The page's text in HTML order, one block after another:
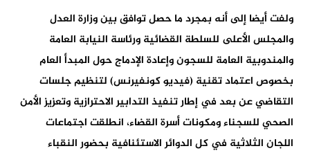
ولفت أيضا إلى أنه بمجرد ما حصل توافق بين وزارة العدل
والمجلس الأعلى للسلطة القضائية ورئاسة النيابة العامة
والمندوبية العامة للسجون وإعادة الإدماج حول المبدأ العام
بخصوص اعتماد تقنية (فيديو كونفيرنس) لتنظيم جلسات
التقاضي عن بعد في إطار تنفيذ التدابير الاحترازية وتعزيز الأمن
الصحي للسجناء ومكونات أسرة القضاء، انطلقت اجتماعات
اللجان الثلاثية في كل الدوائر الاستئنافية بحضور النقباء